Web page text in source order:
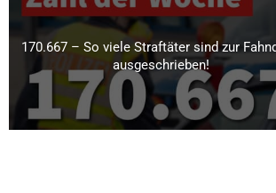
170.667 – So viele Straftäter sind zur
ausgeschrieben!